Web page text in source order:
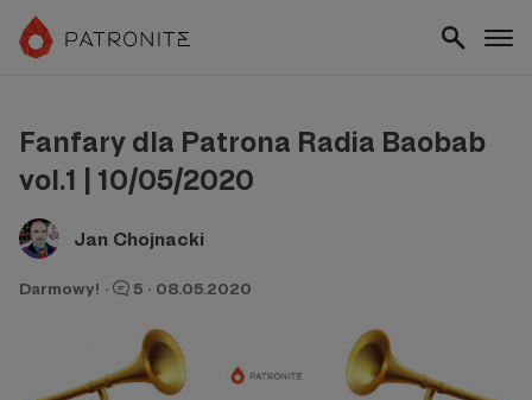
Fanfary dla Patrona Radia Baobab
vol.1 | 10/05/2020
Jan Chojnacki
Darmowy! · 5 · 08.05.2020